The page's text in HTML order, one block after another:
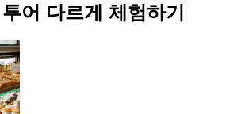
어 다르게 체험하기